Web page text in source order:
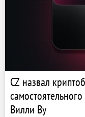
CZ назвал
Вилли Ву